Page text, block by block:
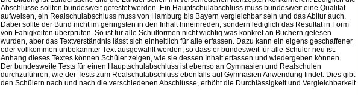
Abschlüsse sollten bundesweit getestet werden. Ein Hauptschulabschluss muss bundesweit eine Qualität
aufweisen, ein Realschulabschluss muss von Hamburg bis Bayern vergleichbar sein und das Abitur auch.
Dabei sollte der Bund nicht im geringsten in den Inhalt hineinreden, sondern lediglich das Resultat in Form
von Fähigkeiten überprüfen. So ist für alle Schulformen nicht wichtig was konkret an Büchern gelesen
wurden, aber das Textverständnis lässt sich einheitlich für alle erfassen. Dazu kann ein eigens geschaffener
oder vollkommen unbekannter Text ausgewählt werden, so dass er bundesweit für alle Schüler neu ist.
Anhang dieses Textes können Schüler zeigen, wie sie dessen Inhalt erfassen und wiedergeben können.
Der bundesweite Tests für einen Hauptschulabschluss ist ebenso an Gymnasien und Realschulen
durchzuführen, wie der Tests zum Realschulabschluss ebenfalls auf Gymnasien Anwendung findet. Dies gibt
den Schülern nach und nach die verschiedenen Abschlüsse, erhöht die Durchlässigkeit und Vergleichbarkeit.